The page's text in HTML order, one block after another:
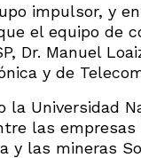
impulsor, y
el equipo de
Dr. Manuel
y de
Universidad
las
y las mineras